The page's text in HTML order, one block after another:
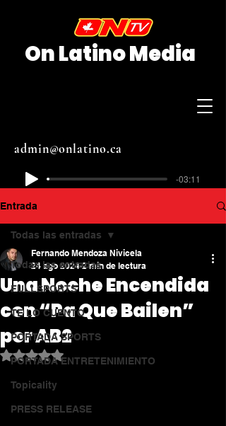
On Latino Media
admin@onlatino.ca
-03:11
Entrada
Todas las entradas
FULLSPORTS
TE LO CUENTO
PORTADA SPORTS
PORTADA ENTRETENIMIENTO
Topicality
PRESS RELEASE
Todas las entradas
Una Noche Encendida
con “Pa Que Bailen”
por AB2
Fernando Mendoza Nivicela
24 ago 2024 2 min de lectura
Obtuvo NaN de 5 estrellas.